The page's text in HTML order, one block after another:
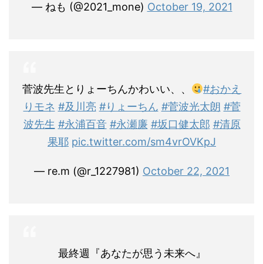
— ねも (@2021_mone) October 19, 2021
菅波先生とりょーちんかわいい、、
#おかえ
りモネ #及川亮 #りょーちん #菅波光太朗 #菅
波先生 #永浦百音 #永瀬廉 #坂口健太郎 #清原
果耶 pic.twitter.com/sm4vrOVKpJ
— re.m (@r_1227981) October 22, 2021
最終週『あなたが思う未来へ』